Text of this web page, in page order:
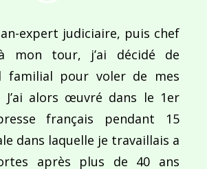
expert judiciaire, puis chef
à mon tour, j’ai décidé de
pour voler de mes
J’ai alors œuvré dans le 1er
français pendant 15
dans laquelle je travaillais a
après plus de 40 ans